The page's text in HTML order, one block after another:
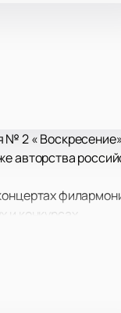
№ 2 «
авторства
и конкурсах